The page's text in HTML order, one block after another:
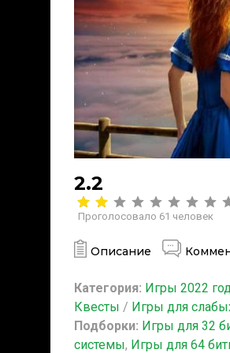
2.2
Проголосовало 61 человек
Описание
Категория: Игры 2022
Квесты / Игры для
Подборки: Игры для 32
системы, Игры для 64